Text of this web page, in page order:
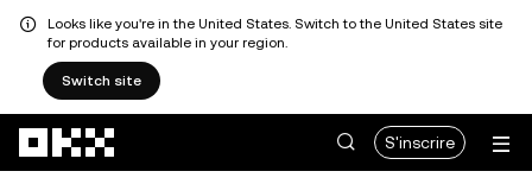
Looks like you're in the United States. Switch to the United States site
for products available in your region.
Switch site
S'inscrire